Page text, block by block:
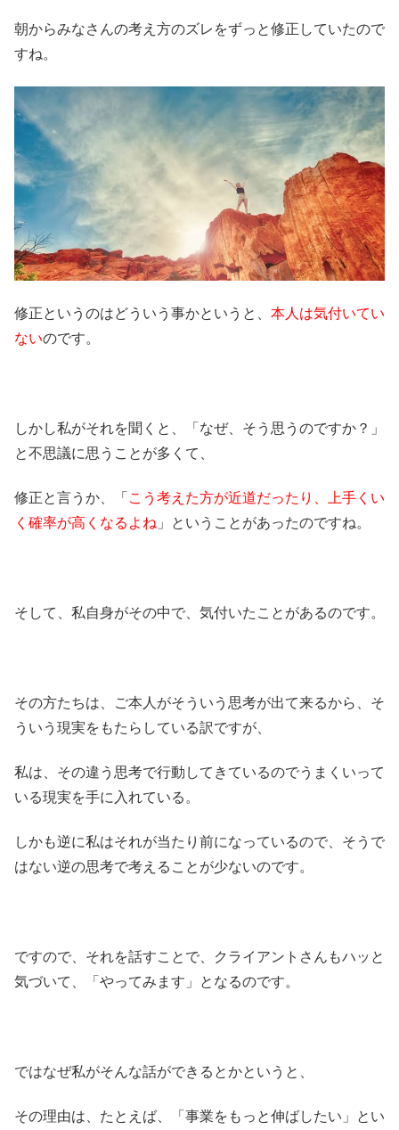
朝からみなさんの考え方のズレをずっと修正していたので
すね。
修正というのはどういう事かというと、 本人は気付いてい
ないのです。
しかし私がそれを聞くと、「なぜ、そう思うのですか？」
と不思議に思うことが多くて、
修正と言うか、「 こう考えた方が近道だったり、上手くい
く確率が高くなるよね 」ということがあったのですね。
そして、私自身がその中で、気付いたことがあるのです。
その方たちは、ご本人がそういう思考が出て来るから、そ
ういう現実をもたらしている訳ですが、
私は、その違う思考で行動してきているのでうまくいって
いる現実を手に入れている。
しかも逆に私はそれが当たり前になっているので、そうで
はない逆の思考で考えることが少ないのです。
ですので、それを話すことで、クライアントさんもハッと
気づいて、「やってみます」となるのです。
ではなぜ私がそんな話ができるとかというと、
その理由は、たとえば、「事業をもっと伸ばしたい」とい